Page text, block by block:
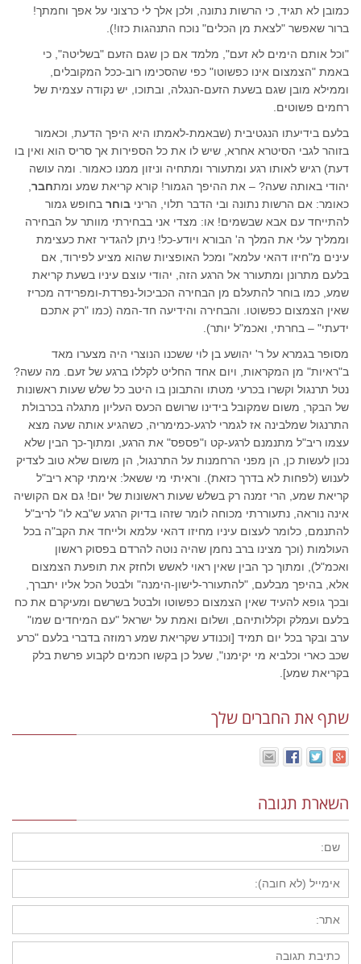
כמובן לא תגיד, כי הרשות נתונה, ולכן אלך לי כרצוני על אפך וחמתך!
ברור שאפשר "לצאת מן הכלים" נוכח התנהגות כזו!).
"וכל אותם הימים לא זעם", מלמד אם כן שגם הזעם "בשליטה", כי
באמת "הצמצום אינו כפשוטו" כפי שהסכימו רוב-ככל המקובלים,
וממילא מובן שגם בשעת הזעם-הנגלה, ובתוכו, יש נקודה עצמית של
רחמים פשוטים.
בלעם בידיעתו הנגטיבית (שבאמת-לאמתו היא היפך הדעת, וכאמור
בזוהר לגבי הסיטרא אחרא, שיש לו את כל הספירות אך סריס הוא ואין בו
דעת) רגיש לאותו רגע ומתעורר ומתחיה וניזון ממנו כאמור. ומה עושה
יהודי באותה שעה? – את ההיפך הגמור! קורא קריאת שמע ומתחבר
כאומר: אם הרשות נתונה ובי הדבר תלוי, הריני בוחר בחופש גמור
להתייחד עם אבא שבשמים! או: מצדי אני בבחירתי מוותר על הבחירה
וממליך עלי את המלך ה' הבורא ויודע-כל! ניתן להגדיר זאת כעצימת
עינים מ"חיזו דהאי עלמא" ומכל האופציות שהוא מציע לפירוד, אם
בלעם מתרונן ומתעורר אל הרגע הזה, יהודי עוצם עיניו בשעת קריאת
שמע, כמו בוחר להתעלם מן הבחירה הכביכול-נפרדת-ומפרידה מכריז
שאין הצמצום כפשוטו. והבחירה והידיעה חד-המה (כמו "רק אתכם
ידעתי" – בחרתי, ואכמ"ל יותר).
מסופר בגמרא על ר' יהושע בן לוי ששכנו הנוצרי היה מצערו מאד
ב"ראיות" מן המקראות, ויום אחד החליט לקללו ברגע של זעם. מה עשה?
נטל תרנגול וקשרו בכרעי מטתו והתבונן בו היטב כל שלש שעות ראשונות
של הבקר, משום שמקובל בידינו שרושם הכעס העליון מתגלה בכרבולת
התרנגול שמלבינה אז לגמרי לרגע-כמימריה, כשהגיע אותה שעה מצא
עצמו ריב"ל מתנמנם לרגע-קט ו"פספס" את הרגע, ומתוך-כך הבין שלא
נכון לעשות כן, הן מפני הרחמנות על התרנגול, הן משום שלא טוב לצדיק
לענוש (לפחות לא בדרך כזאת). וראיתי מי ששאל: אימתי קרא ריב"ל
קריאת שמע, הרי זמנה רק בשלש שעות ראשונות של יום! גם אם הקושיה
אינה נוראה, נתעוררתי מכוחה לומר שזהו בדיוק הרגע ש"בא לו" לריב"ל
להתנמם, כלומר לעצום עיניו מחיזו דהאי עלמא ולייחד את הקב"ה בכל
העולמות (וכך מצינו ברב נחמן שהיה נוטה להרדם בפסוק ראשון
ואכמ"ל), ומתוך כך הבין שאין ראוי לאשש ולחזק את תופעת הצמצום
אלא, בהיפך מבלעם, "להתעורר-לישון-הימנה" ולבטל הכל אליו יתברך,
ובכך גופא להעיד שאין הצמצום כפשוטו ולבטל בשרשם ומעיקרם את כח
בלעם ועמלק וקללותיהם, ושלום ואמת על ישראל "עם המיחדים שמו"
ערב ובקר בכל יום תמיד [וכנודע שקריאת שמע רמוזה בדברי בלעם "כרע
שכב כארי וכלביא מי יקימנו", שעל כן בקשו חכמים לקבוע פרשת בלק
בקריאת שמע].
שתף את החברים שלך
השארת תגובה